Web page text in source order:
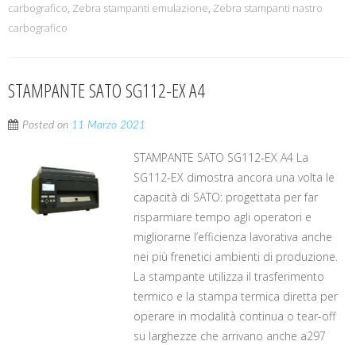
carbografico, Zebra stampanti emulazione, Zebra stampanti nastro
carbografico
STAMPANTE SATO SG112-EX A4
Posted on 11 Marzo 2021
STAMPANTE SATO SG112-EX A4 La
SG112-EX dimostra ancora una volta le
capacità di SATO: progettata per far
risparmiare tempo agli operatori e
migliorarne l’efficienza lavorativa anche
nei più frenetici ambienti di produzione.
La stampante utilizza il trasferimento
termico e la stampa termica diretta per
operare in modalità continua o tear-off
su larghezze che arrivano anche a297